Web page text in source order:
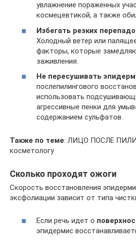
увлажнение пораженных
космецевтикой, а также
Избегать резких
Холодный ветер или
факторы, которые
заживления.
Не пересушивать
послепилингового
использовать
агрессивные пенки для
содержанием сульфатов.
Также по теме: ЛИЦО ПОСЛЕ
косметологу
Сколько проходят ожоги
Скорость восстановления
эксфолиации зависит от типа
Если речь идет о
эпидермис